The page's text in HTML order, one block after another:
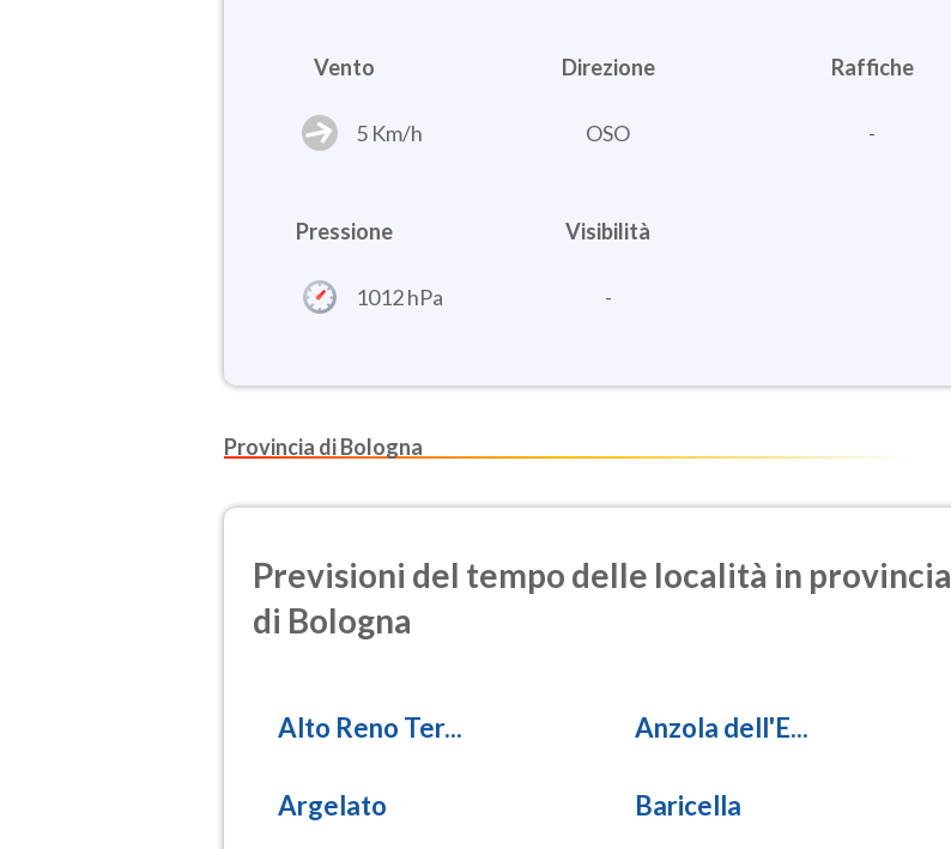
Vento
5 Km/h
Direzione
OSO
Raffiche
-
Pressione
1012 hPa
Visibilità
-
Provincia di Bologna
Previsioni del tempo delle località in provincia
di Bologna
Alto Reno Ter... Anzola dell'E...
Argelato Baricella